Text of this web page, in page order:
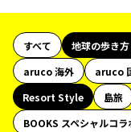
すべて 地球の歩き
aruco 海外
aruco
Resort Style
島旅
BOOKS スペシャルコラ